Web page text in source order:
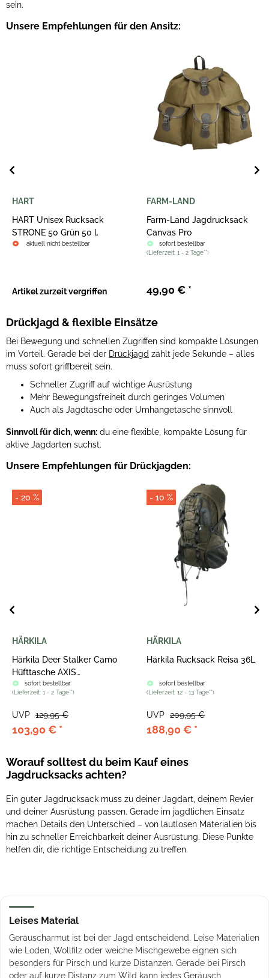
sein.
Unsere Empfehlungen für den Ansitz:
FARM-LAND
Farm-Land Jagdrucksack
Canvas Pro
sofort bestellbar
49,90 €*
AKAH
AKAH Rucksack Velveton
sofort bestellbar
( Lieferzeit: 3 - 4 Tage**)
109,90 €
Drückjagd & flexible Einsätze
Bei Bewegung und schnellen Zugriffen sind kompakte Lösungen
im Vorteil. Gerade bei der Drückjagd zählt jede Sekunde – alles
muss sofort griffbereit sein.
Schneller Zugriff auf wichtige Ausrüstung
Mehr Bewegungsfreiheit durch geringes Volumen
Auch als Jagdtasche oder Umhängetasche sinnvoll
Sinnvoll für dich, wenn: du eine flexible, kompakte Lösung für
aktive Jagdarten suchst.
Unsere Empfehlungen für Drückjagden:
- 10 %
HÄRKILA
Härkila Rucksack Reisa 36L
sofort bestellbar
( Lieferzeit: 12 - 13 Tage**
188,90 € *
UVP 209,95 €
- 10 %
HÄRKILA
Härkila Rucksack Ragnar
sofort bestellbar
( Lieferzeit: 4 - 5 Tage**)
242,90 € *
UVP 269,95 €
Worauf solltest du beim Kauf eines
Jagdrucksacks achten?
Ein guter Jagdrucksack muss zu deiner Jagdart, deinem Revier
und deiner Ausrüstung passen. Gerade im jagdlichen Einsatz
machen Details den Unterschied – von lautlosen Materialien bis
hin zu schneller Erreichbarkeit deiner Ausrüstung. Diese Punkte
helfen dir, die richtige Entscheidung zu treffen.
Leises Material
Geräuscharmut ist bei der Jagd entscheidend. Leise Materialien
wie Loden, Wollfilz oder weiche Mischgewebe eignen sich
besonders für Pirsch und kurze Distanzen. Gerade bei Pirsch
oder auf kurze Distanz zum Wild kann jedes Geräusch